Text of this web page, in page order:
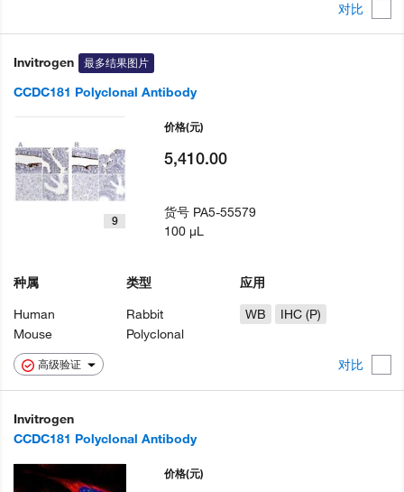
对比
Invitrogen 最多结果图片
CCDC181 Polyclonal Antibody
高级验证 对比
9
种属
Human
Mouse
类型
Rabbit
Polyclonal
应用
WB
IHC (P)
价格(元)
5,410.00
货号 PA5-55579
100 µL
Invitrogen
CCDC181 Polyclonal Antibody
价格(元)